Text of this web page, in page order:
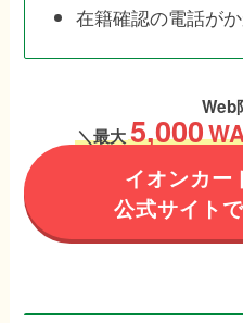
在籍確認の電話が
Web
＼最大5,000
イオンカー
公式サイト